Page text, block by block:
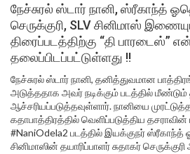
நேச்சுரல் ஸ்டார் நானி, ஸ்ரீகாந்த்
செருக்குரி, SLV சினிமாஸ்
திரைப்படத்திற்கு “தி பாரடைஸ்”
தலைப்பிடப்பட்டுள்ளது !!
நேச்சுரல் ஸ்டார் நானி, தனித்துவமான
அடுத்ததாக அவர் நடிக்கும் படத்தில்
ஆச்சரியப்படுத்தவுள்ளார். நானியை
கதாபாத்திரத்தில் வெளிப்படுத்திய தசராவின்
#NaniOdela2 படத்தில் இயக்குநர் ஸ்ரீகாந்த்
சினிமாஸின் தயாரிப்பாளர் சுதாகர்